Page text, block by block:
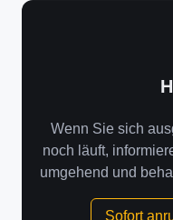
Wenn Sie sich
noch läuft,
umgehend und
Sofort